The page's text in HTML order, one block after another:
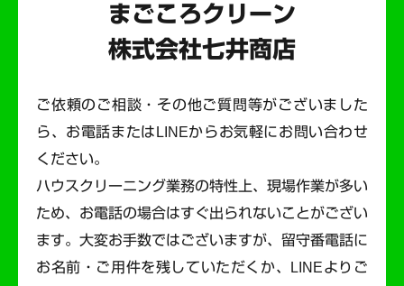
まごころクリーン
株式会社七井商店
ご依頼のご相談・その他ご質問等がございました
ら、お電話またはLINEからお気軽にお問い合わせ
ください。
ハウスクリーニング業務の特性上、現場作業が多い
ため、お電話の場合はすぐ出られないことがござい
ます。 大変お手数ではございますが、留守番電話に
お名前・ご用件を残していただくか、LINEよりご